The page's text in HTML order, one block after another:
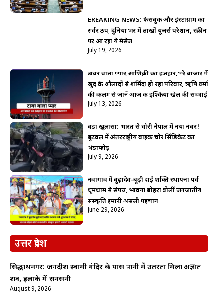
BREAKING NEWS: फेसबुक और इंस्टाग्राम का
सर्वर ठप, दुनिया भर में लाखों यूजर्स परेशान, स्क्रीन
पर आ रहा ये मैसेज
July 19, 2026
टावर वाला प्यार,आशिक़ी का इजहार,भरे बाजार में
खुद के औलादों से शर्मिंदा हो रहा परिवार, ऋषि वर्मा
की क़लम से जानें आज के इश्किया खेल की सच्चाई
July 13, 2026
बड़ा खुलासा: भारत से चोरी नेपाल में नया नंबर!
बुटवल में अंतरराष्ट्रीय बाइक चोर सिंडिकेट का
भंडाफोड़
July 9, 2026
नवागांव में बुढ़ादेव-बूढ़ी दाई शक्ति स्थापना पर्व
धूमधाम से संपन्न, भावना बोहरा बोलीं जनजातीय
संस्कृति हमारी असली पहचान
June 29, 2026
उत्तर प्रदेश
सिद्धार्थनगर: जगदीश स्वामी मंदिर के पास पानी में उतरता मिला अज्ञात
शव, इलाके में सनसनी
August 9, 2026